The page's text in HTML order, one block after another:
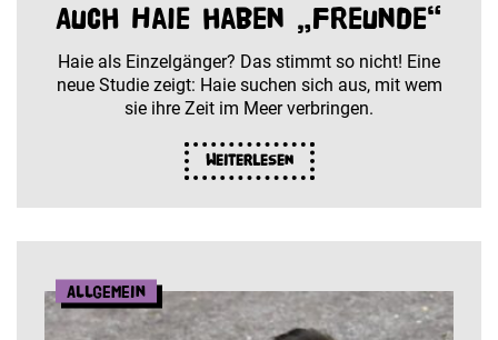
Auch Haie haben „Freunde“
Haie als Einzelgänger? Das stimmt so nicht! Eine
neue Studie zeigt: Haie suchen sich aus, mit wem
sie ihre Zeit im Meer verbringen.
Weiterlesen
Allgemein